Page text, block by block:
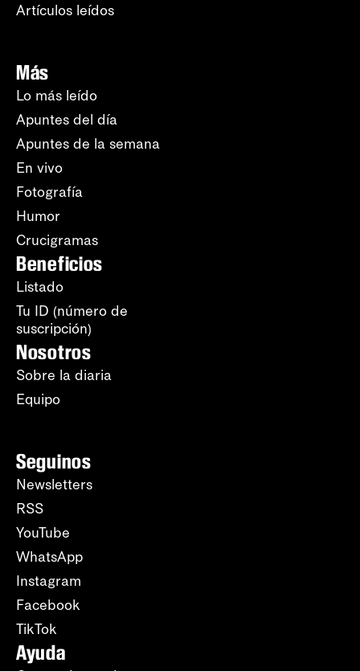
Artículos leídos
Más
Lo más leído
Apuntes del día
Apuntes de la semana
En vivo
Fotografía
Humor
Crucigramas
Beneficios
Listado
Tu ID (número de
suscripción)
Nosotros
Sobre la diaria
Equipo
Seguinos
Newsletters
RSS
YouTube
WhatsApp
Instagram
Facebook
TikTok
Ayuda